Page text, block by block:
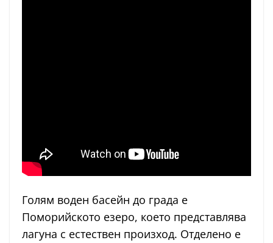
Голям воден басейн до града е
Поморийското езеро, което представлява
лагуна с естествен произход. Отделено е